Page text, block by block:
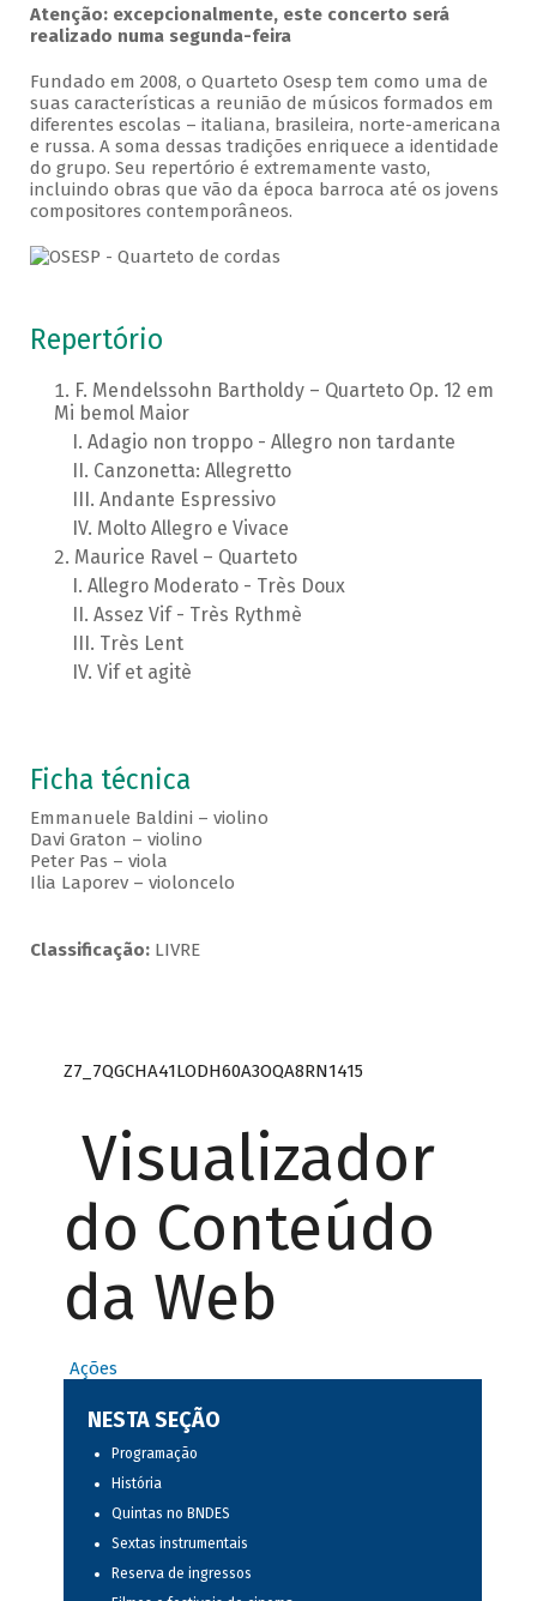
Atenção: excepcionalmente, este concerto será
realizado numa segunda-feira
Fundado em 2008, o Quarteto Osesp tem como uma de
suas características a reunião de músicos formados em
diferentes escolas – italiana, brasileira, norte-americana
e russa. A soma dessas tradições enriquece a identidade
do grupo. Seu repertório é extremamente vasto,
incluindo obras que vão da época barroca até os jovens
compositores contemporâneos.
Repertório
F. Mendelssohn Bartholdy – Quarteto Op. 12 em
Mi bemol Maior
Adagio non troppo - Allegro non tardante
Canzonetta: Allegretto
Andante Espressivo
Molto Allegro e Vivace
Maurice Ravel – Quarteto
Allegro Moderato - Très Doux
Assez Vif - Très Rythmè
Très Lent
Vif et agitè
Ficha técnica
Emmanuele Baldini – violino
Davi Graton – violino
Peter Pas – viola
Ilia Laporev – violoncelo
Classificação:LIVRE
Z7_7QGCHA41LODH60A3OQA8RN1415
Visualizador
do Conteúdo
da Web
Ações
NESTA SEÇÃO
Programação
História
Quintas no BNDES
Sextas instrumentais
Reserva de ingressos